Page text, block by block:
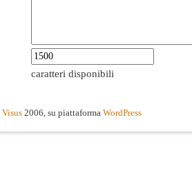
caratteri disponibili
Visus 2006, su piattaforma WordPress